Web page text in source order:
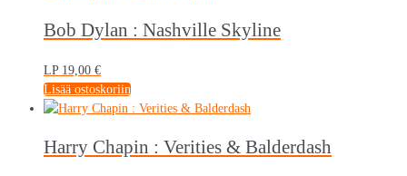
Bob Dylan : Nashville Skyline
LP 19,00 €
Lisää ostoskoriin
Harry Chapin : Verities & Balderdash